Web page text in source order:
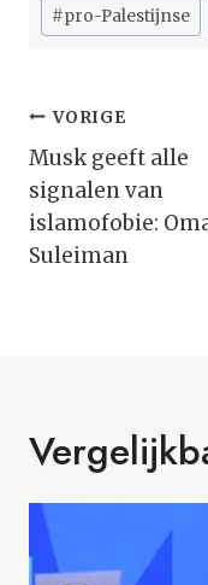
#pro-Palestijnse
Bericht
Navigatie
VORIGE
Musk geeft alle
signalen van
islamofobie:
Suleiman